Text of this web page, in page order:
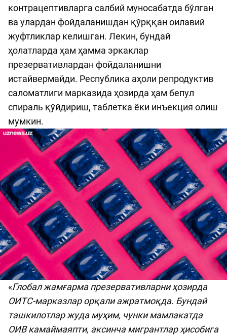
контрацептивларга салбий муносабатда бўлган
ва улардан фойдаланишдан қўрққан оилавий
жуфтликлар келишган. Лекин, бундай
ҳолатларда ҳам ҳамма эркаклар
презервативлардан фойдаланишни
истайвермайди. Республика аҳоли репродуктив
саломатлиги марказида ҳозирда ҳам бепул
спираль қўйдириш, таблетка ёки инъекция олиш
мумкин.
«Глобал жамғарма презервативларни ҳозирда
ОИТС-марказлар орқали ажратмоқда. Бундай
ташкилотлар жуда муҳим, чунки мамлакатда
ОИВ камаймаяпти, аксинча мигрантлар ҳисобига